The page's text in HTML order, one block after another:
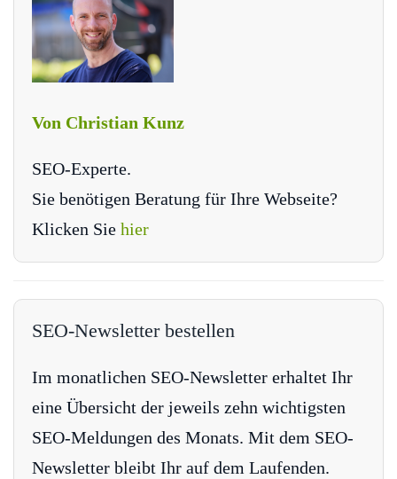
Von Christian Kunz
SEO-Experte.
Sie benötigen Beratung für Ihre Webseite?
Klicken Sie hier
SEO-Newsletter bestellen
Im monatlichen SEO-Newsletter erhaltet Ihr
eine Übersicht der jeweils zehn wichtigsten
SEO-Meldungen des Monats. Mit dem SEO-
Newsletter bleibt Ihr auf dem Laufenden.